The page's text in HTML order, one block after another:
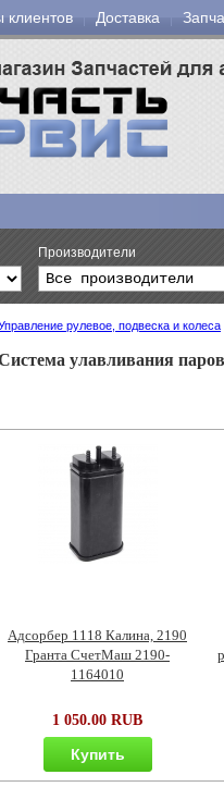
клиентов Доставка
Производители
рулевое, подвеска и колеса
улавливания
Адсорбер 1118 Калина, 2190
Гранта СчетМаш 2190-
1164010
1 050.00 RUB
Купить